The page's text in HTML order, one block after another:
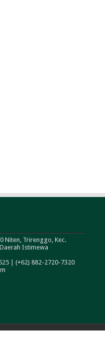
Niten, Trirenggo, Kec.
Istimewa
| (+62) 882-2720-7320